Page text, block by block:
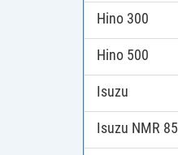
Hino 300
Hino 500
Isuzu
Isuzu NMR 85